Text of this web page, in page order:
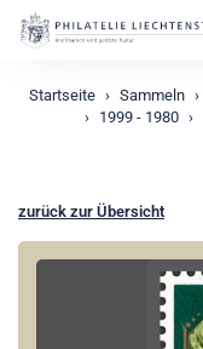
Startseite Sammeln
1999 - 1980
zurück zur Übersicht